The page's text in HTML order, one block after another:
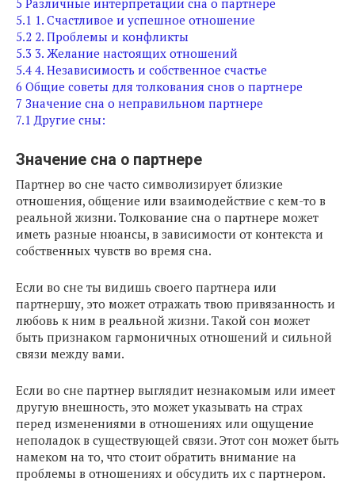
5 Различные интерпретации сна о партнере
5.1 1. Счастливое и успешное отношение
5.2 2. Проблемы и конфликты
5.3 3. Желание настоящих отношений
5.4 4. Независимость и собственное счастье
6 Общие советы для толкования снов о партнере
7 Значение сна о неправильном партнере
7.1 Другие сны:
Значение сна о партнере
Партнер во сне часто символизирует близкие
отношения, общение или взаимодействие с кем-то в
реальной жизни. Толкование сна о партнере может
иметь разные нюансы, в зависимости от контекста и
собственных чувств во время сна.
Если во сне ты видишь своего партнера или
партнершу, это может отражать твою привязанность и
любовь к ним в реальной жизни. Такой сон может
быть признаком гармоничных отношений и сильной
связи между вами.
Если во сне партнер выглядит незнакомым или имеет
другую внешность, это может указывать на страх
перед изменениями в отношениях или ощущение
неполадок в существующей связи. Этот сон может быть
намеком на то, что стоит обратить внимание на
проблемы в отношениях и обсудить их с партнером.